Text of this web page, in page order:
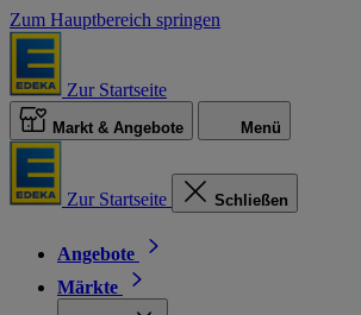
Zum Hauptbereich springen
Zur Startseite
Markt & Angebote Menü
Zur Startseite Schließen
Angebote
Märkte